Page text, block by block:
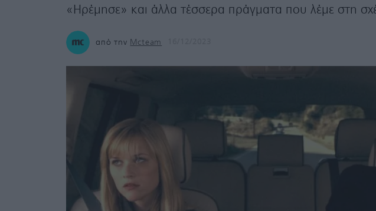
«Ηρέμησε» και άλλα τέσσερα πράγματα που λέμε στη
από την Mcteam